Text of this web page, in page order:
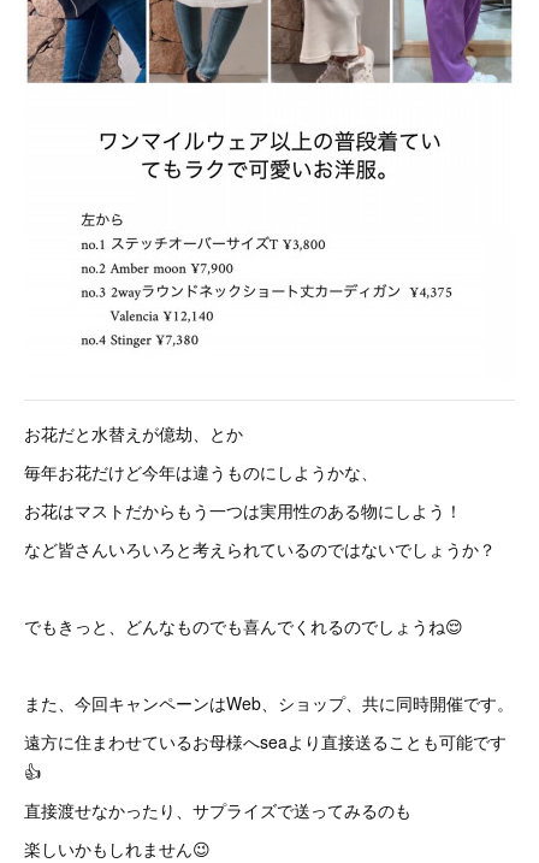
お花だと水替えが億劫、とか
毎年お花だけど今年は違うものにしようかな、
お花はマストだからもう一つは実用性のある物にしよう！
など皆さんいろいろと考えられているのではないでしょうか？
でもきっと、どんなものでも喜んでくれるのでしょうね😌
また、今回キャンペーンはWeb、ショップ、共に同時開催です。
遠方に住まわせているお母様へseaより直接送ることも可能です
👍
直接渡せなかったり、サプライズで送ってみるのも
楽しいかもしれません😉